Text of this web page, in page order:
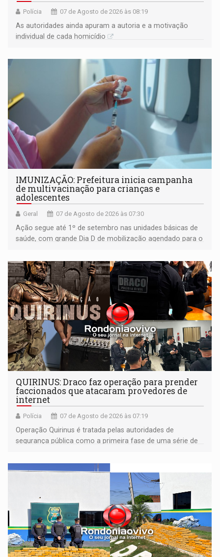
Polícia 07 de Agosto de 2026 às 08:19
As autoridades ainda apuram a autoria e a motivação
individual de cada homicídio
IMUNIZAÇÃO: Prefeitura inicia campanha
de multivacinação para crianças e
adolescentes
Geral 07 de Agosto de 2026 às 07:30
Ação segue até 1º de setembro nas unidades básicas de
saúde, com grande Dia D de mobilização agendado para o
QUIRINUS: Draco faz operação para prender
faccionados que atacaram provedores de
internet
Polícia 07 de Agosto de 2026 às 07:19
Operação Quirinus é tratada pelas autoridades de
segurança pública como a primeira fase de uma série de